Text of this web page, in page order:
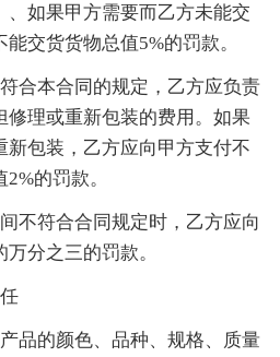
、如果甲方需要而乙方未能交
交货货物总值5%的罚款。
合本合同的规定，乙方应负责
修理或重新包装的费用。如果
新包装，乙方应向甲方支付不
的罚款。
不符合合同规定时，乙方应向
分之三的罚款。
品的颜色、品种、规格、质量